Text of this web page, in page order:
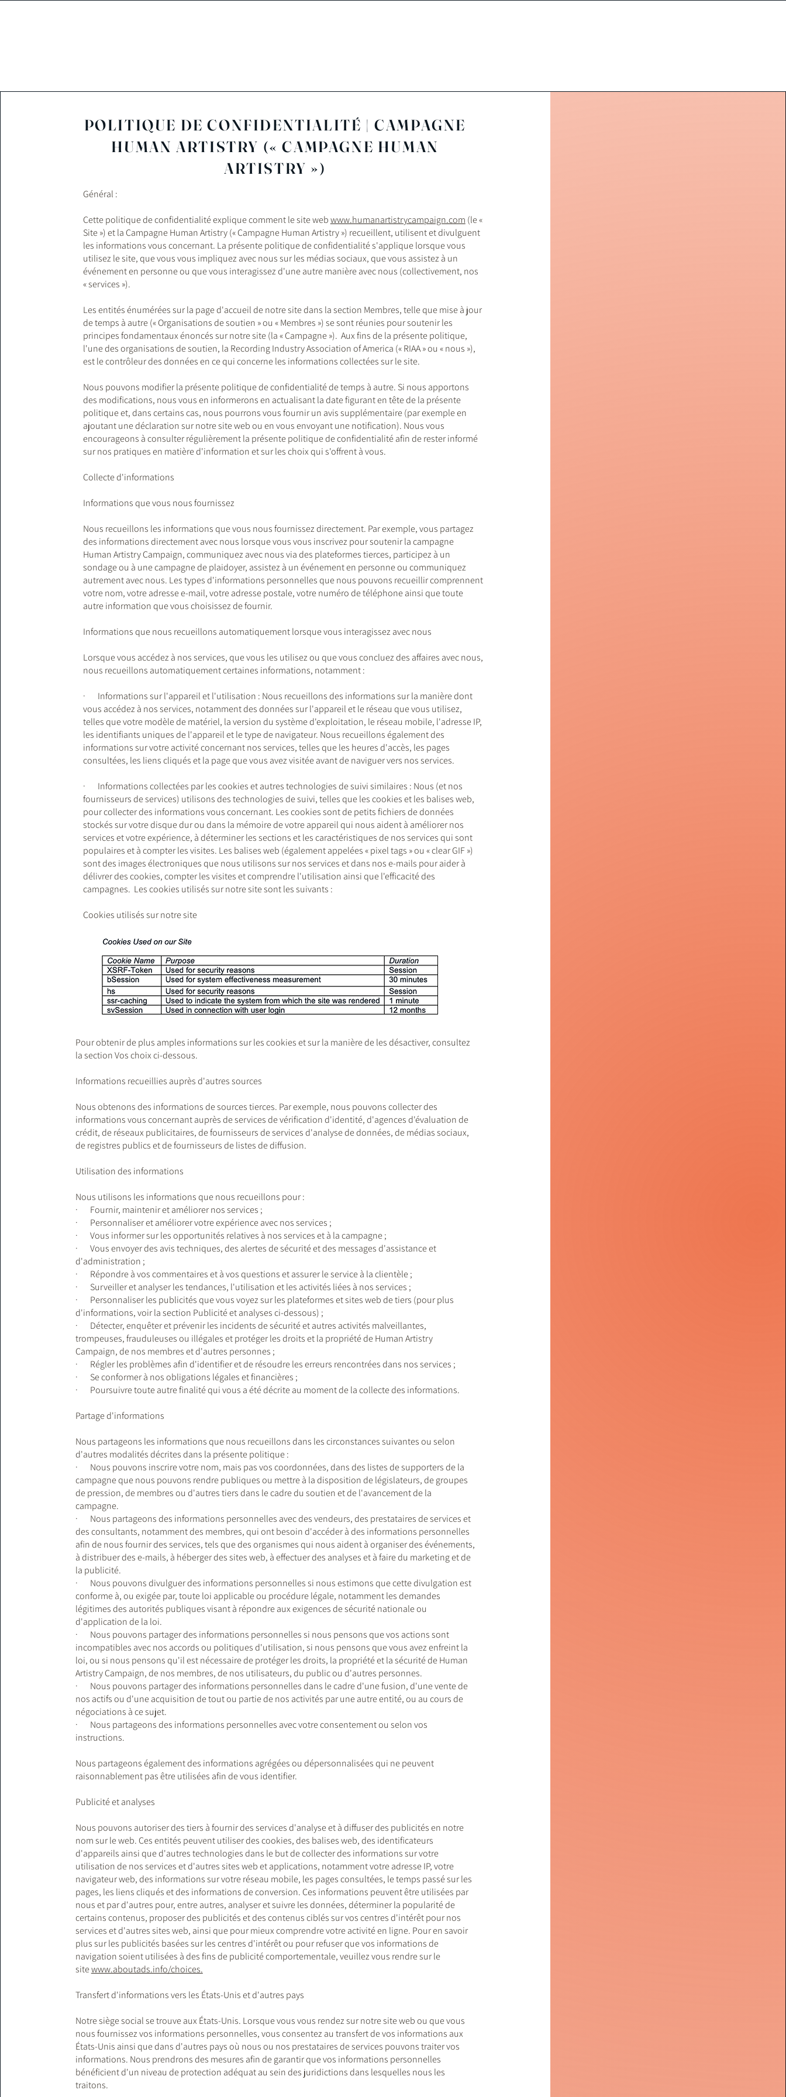
POLITIQUE DE CONFIDENTIALITÉ | CAMPAGNE
HUMAN ARTISTRY (« CAMPAGNE HUMAN
ARTISTRY »)
Général :
Cette politique de confidentialité explique comment le site webwww.humanartistrycampaign.com (le «
Site ») et la Campagne Human Artistry (« Campagne Human Artistry ») recueillent, utilisent et divulguent
les informations vous concernant. La présente politique de confidentialité s'applique lorsque vous
utilisez le site, que vous vous impliquez avec nous sur les médias sociaux, que vous assistez à un
événement en personne ou que vous interagissez d'une autre manière avec nous (collectivement, nos
« services »).
Les entités énumérées sur la page d'accueil de notre site dans la section Membres, telle que mise à jour
de temps à autre (« Organisations de soutien » ou « Membres ») se sont réunies pour soutenir les
principes fondamentaux énoncés sur notre site (la « Campagne »). Aux fins de la présente politique,
l'une des organisations de soutien, la Recording Industry Association of America (« RIAA » ou « nous »),
est le contrôleur des données en ce qui concerne les informations collectées sur le site.
Nous pouvons modifier la présente politique de confidentialité de temps à autre. Si nous apportons
des modifications, nous vous en informerons en actualisant la date figurant en tête de la présente
politique et, dans certains cas, nous pourrons vous fournir un avis supplémentaire (par exemple en
ajoutant une déclaration sur notre site web ou en vous envoyant une notification). Nous vous
encourageons à consulter régulièrement la présente politique de confidentialité afin de rester informé
sur nos pratiques en matière d'information et sur les choix qui s'offrent à vous.
Collecte d'informations
Informations que vous nous fournissez
Nous recueillons les informations que vous nous fournissez directement. Par exemple, vous partagez
des informations directement avec nous lorsque vous vous inscrivez pour soutenir la campagne
Human Artistry Campaign, communiquez avec nous via des plateformes tierces, participez à un
sondage ou à une campagne de plaidoyer, assistez à un événement en personne ou communiquez
autrement avec nous. Les types d'informations personnelles que nous pouvons recueillir comprennent
votre nom, votre adresse e-mail, votre adresse postale, votre numéro de téléphone ainsi que toute
autre information que vous choisissez de fournir.
Informations que nous recueillons automatiquement lorsque vous interagissez avec nous
Lorsque vous accédez à nos services, que vous les utilisez ou que vous concluez des affaires avec nous,
nous recueillons automatiquement certaines informations, notamment :
· Informations sur l'appareil et l'utilisation : Nous recueillons des informations sur la manière dont
vous accédez à nos services, notamment des données sur l'appareil et le réseau que vous utilisez,
telles que votre modèle de matériel, la version du système d'exploitation, le réseau mobile, l'adresse IP,
les identifiants uniques de l'appareil et le type de navigateur. Nous recueillons également des
informations sur votre activité concernant nos services, telles que les heures d'accès, les pages
consultées, les liens cliqués et la page que vous avez visitée avant de naviguer vers nos services.
· Informations collectées par les cookies et autres technologies de suivi similaires : Nous (et nos
fournisseurs de services) utilisons des technologies de suivi, telles que les cookies et les balises web,
pour collecter des informations vous concernant. Les cookies sont de petits fichiers de données
stockés sur votre disque dur ou dans la mémoire de votre appareil qui nous aident à améliorer nos
services et votre expérience, à déterminer les sections et les caractéristiques de nos services qui sont
populaires et à compter les visites. Les balises web (également appelées « pixel tags » ou « clear GIF »)
sont des images électroniques que nous utilisons sur nos services et dans nos e-mails pour aider à
délivrer des cookies, compter les visites et comprendre l'utilisation ainsi que l'efficacité des
campagnes. Les cookies utilisés sur notre site sont les suivants :
Cookies utilisés sur notre site
Pour obtenir de plus amples informations sur les cookies et sur la manière de les désactiver, consultez
la section Vos choix ci-dessous.
Informations recueillies auprès d'autres sources
Nous obtenons des informations de sources tierces. Par exemple, nous pouvons collecter des
informations vous concernant auprès de services de vérification d'identité, d'agences d'évaluation de
crédit, de réseaux publicitaires, de fournisseurs de services d'analyse de données, de médias sociaux,
de registres publics et de fournisseurs de listes de diffusion.
Utilisation des informations
Nous utilisons les informations que nous recueillons pour :
· Fournir, maintenir et améliorer nos services ;
· Personnaliser et améliorer votre expérience avec nos services ;
· Vous informer sur les opportunités relatives à nos services et à la campagne ;
· Vous envoyer des avis techniques, des alertes de sécurité et des messages d'assistance et
d'administration ;
· Répondre à vos commentaires et à vos questions et assurer le service à la clientèle ;
· Surveiller et analyser les tendances, l'utilisation et les activités liées à nos services ;
· Personnaliser les publicités que vous voyez sur les plateformes et sites web de tiers (pour plus
d'informations, voir la section Publicité et analyses ci-dessous) ;
· Détecter, enquêter et prévenir les incidents de sécurité et autres activités malveillantes,
trompeuses, frauduleuses ou illégales et protéger les droits et la propriété de Human Artistry
Campaign, de nos membres et d'autres personnes ;
· Régler les problèmes afin d'identifier et de résoudre les erreurs rencontrées dans nos services ;
· Se conformer à nos obligations légales et financières ;
· Poursuivre toute autre finalité qui vous a été décrite au moment de la collecte des informations.
Partage d'informations
Nous partageons les informations que nous recueillons dans les circonstances suivantes ou selon
d'autres modalités décrites dans la présente politique :
· Nous pouvons inscrire votre nom, mais pas vos coordonnées, dans des listes de supporters de la
campagne que nous pouvons rendre publiques ou mettre à la disposition de législateurs, de groupes
de pression, de membres ou d'autres tiers dans le cadre du soutien et de l'avancement de la
campagne.
· Nous partageons des informations personnelles avec des vendeurs, des prestataires de services et
des consultants, notamment des membres, qui ont besoin d'accéder à des informations personnelles
afin de nous fournir des services, tels que des organismes qui nous aident à organiser des événements,
à distribuer des e-mails, à héberger des sites web, à effectuer des analyses et à faire du marketing et de
la publicité.
· Nous pouvons divulguer des informations personnelles si nous estimons que cette divulgation est
conforme à, ou exigée par, toute loi applicable ou procédure légale, notamment les demandes
légitimes des autorités publiques visant à répondre aux exigences de sécurité nationale ou
d'application de la loi.
· Nous pouvons partager des informations personnelles si nous pensons que vos actions sont
incompatibles avec nos accords ou politiques d'utilisation, si nous pensons que vous avez enfreint la
loi, ou si nous pensons qu'il est nécessaire de protéger les droits, la propriété et la sécurité de Human
Artistry Campaign, de nos membres, de nos utilisateurs, du public ou d'autres personnes.
· Nous pouvons partager des informations personnelles dans le cadre d'une fusion, d'une vente de
nos actifs ou d'une acquisition de tout ou partie de nos activités par une autre entité, ou au cours de
négociations à ce sujet.
· Nous partageons des informations personnelles avec votre consentement ou selon vos
instructions.
Nous partageons également des informations agrégées ou dépersonnalisées qui ne peuvent
raisonnablement pas être utilisées afin de vous identifier.
Publicité et analyses
Nous pouvons autoriser des tiers à fournir des services d'analyse et à diffuser des publicités en notre
nom sur le web. Ces entités peuvent utiliser des cookies, des balises web, des identificateurs
d'appareils ainsi que d'autres technologies dans le but de collecter des informations sur votre
utilisation de nos services et d'autres sites web et applications, notamment votre adresse IP, votre
navigateur web, des informations sur votre réseau mobile, les pages consultées, le temps passé sur les
pages, les liens cliqués et des informations de conversion. Ces informations peuvent être utilisées par
nous et par d'autres pour, entre autres, analyser et suivre les données, déterminer la popularité de
certains contenus, proposer des publicités et des contenus ciblés sur vos centres d'intérêt pour nos
services et d'autres sites web, ainsi que pour mieux comprendre votre activité en ligne. Pour en savoir
plus sur les publicités basées sur les centres d'intérêt ou pour refuser que vos informations de
navigation soient utilisées à des fins de publicité comportementale, veuillez vous rendre sur le
sitewww.aboutads.info/choices.
Transfert d'informations vers les États-Unis et d'autres pays
Notre siège social se trouve aux États-Unis. Lorsque vous vous rendez sur notre site web ou que vous
nous fournissez vos informations personnelles, vous consentez au transfert de vos informations aux
États-Unis ainsi que dans d'autres pays où nous ou nos prestataires de services pouvons traiter vos
informations. Nous prendrons des mesures afin de garantir que vos informations personnelles
bénéficient d'un niveau de protection adéquat au sein des juridictions dans lesquelles nous les
traitons.